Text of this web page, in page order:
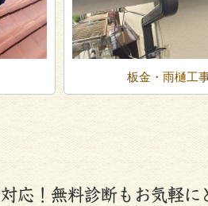
板金・雨樋工
応！無料診断もお気軽に